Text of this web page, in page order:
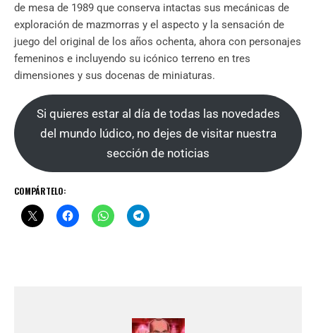
de mesa de 1989 que conserva intactas sus mecánicas de
exploración de mazmorras y el aspecto y la sensación de
juego del original de los años ochenta, ahora con personajes
femeninos e incluyendo su icónico terreno en tres
dimensiones y sus docenas de miniaturas.
Si quieres estar al día de todas las novedades
del mundo lúdico, no dejes de visitar nuestra
sección de noticias
COMPÁRTELO: